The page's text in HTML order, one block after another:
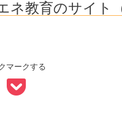
ネ教育のサイト
マークする